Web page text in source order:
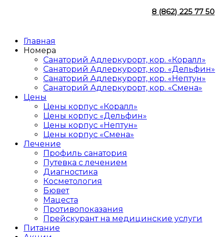
8 (862) 225 77 50
Главная
Номера
Санаторий Адлеркурорт, кор. «Коралл»
Санаторий Адлеркурорт, кор. «Дельфин»
Санаторий Адлеркурорт, кор. «Нептун»
Санаторий Адлеркурорт, кор. «Смена»
Цены
Цены корпус «Коралл»
Цены корпус «Дельфин»
Цены корпус «Нептун»
Цены корпус «Смена»
Лечение
Профиль санатория
Путевка с лечением
Диагностика
Косметология
Бювет
Мацеста
Противопоказания
Прейскурант на медицинские услуги
Питание